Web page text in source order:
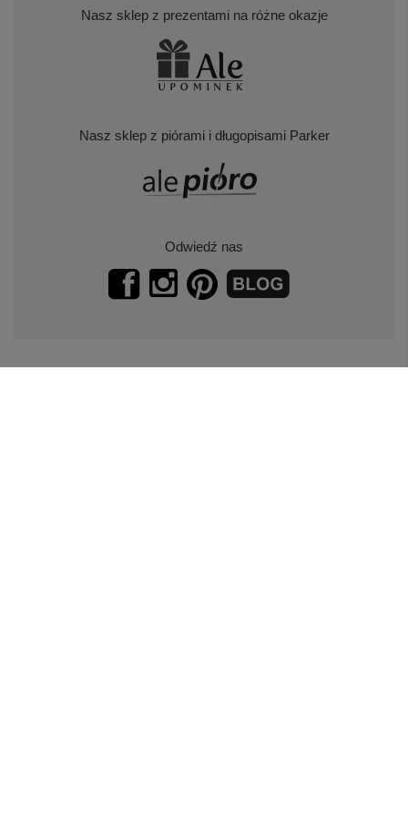
Nasz sklep z prezentami na różne okazje
Nasz sklep z piórami i długopisami Parker
Odwiedź nas